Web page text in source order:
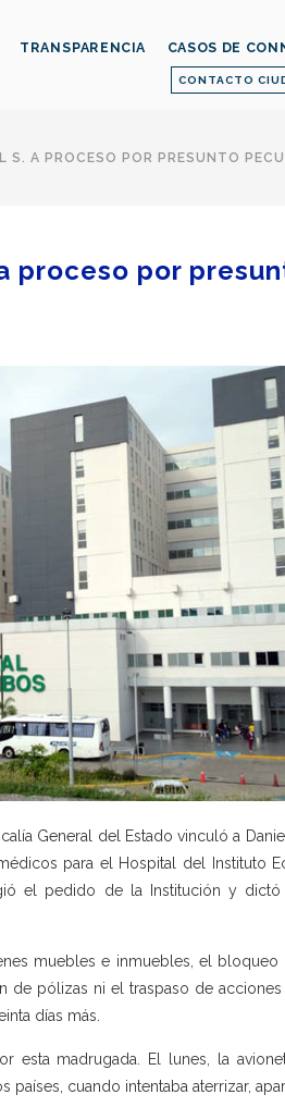
CONTACTO
TRANSPARENCIA CASOS DE
S. A PROCESO POR PRESUNTO
proceso por
General del Estado vinculó a
para el Hospital del Instituto
el pedido de la Institución y
muebles e inmuebles, el bloqueo
de pólizas ni el traspaso de
días más.
esta madrugada. El lunes, la
cuando intentaba aterrizar,